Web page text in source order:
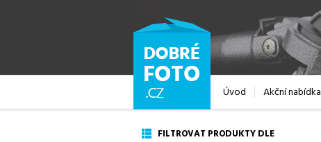
FILTROVAT PRODUKTY DLE
Úvod Akční nabídka